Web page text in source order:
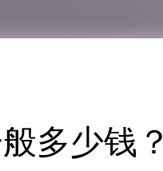
多少钱？